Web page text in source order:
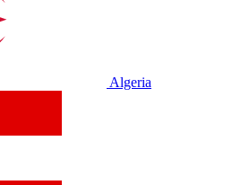
Algeria